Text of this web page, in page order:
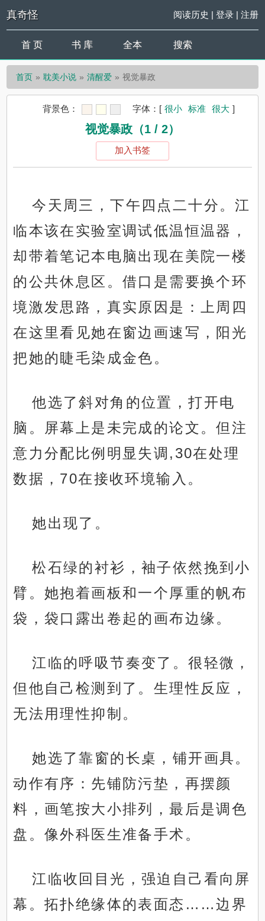
真奇怪 阅读历史 | 登录| 注册
首 页 书 库 全本 搜索
首页 耽美小说 清醒爱 视觉暴政
背景色： 字体： [ 很小 标准 很大 ]
视觉暴政（1 / 2）
加入书签
今天周三，下午四点二十分。江
临本该在实验室调试低温恒温器，
却带着笔记本电脑出现在美院一楼
的公共休息区。借口是需要换个环
境激发思路，真实原因是：上周四
在这里看见她在窗边画速写，阳光
把她的睫毛染成金色。
他选了斜对角的位置，打开电
脑。屏幕上是未完成的论文。但注
意力分配比例明显失调,30在处理
数据，70在接收环境输入。
她出现了。
松石绿的衬衫，袖子依然挽到小
臂。她抱着画板和一个厚重的帆布
袋，袋口露出卷起的画布边缘。
江临的呼吸节奏变了。很轻微，
但他自己检测到了。生理性反应，
无法用理性抑制。
她选了靠窗的长桌，铺开画具。
动作有序：先铺防污垫，再摆颜
料，画笔按大小排列，最后是调色
盘。像外科医生准备手术。
江临收回目光，强迫自己看向屏
幕。拓扑绝缘体的表面态……边界